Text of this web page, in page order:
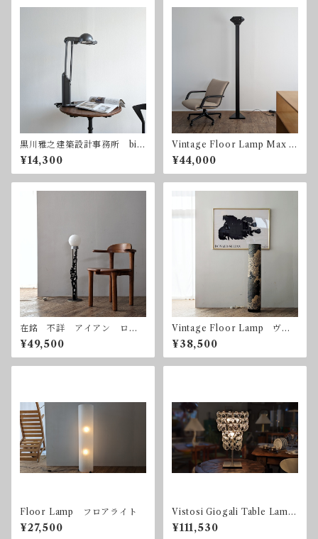
黒川雅之建築設計事務所 bio
-lite pro 林原生物化学研究
所 ヤマギワ バイオライト
プロ
¥14,300
Vintage Floor Lamp Max H
igh 1980mm ヴィンテー
ジ フロアランプ 調光器
¥44,000
在銘 不詳 アイアン ロー
トアイアン 鍛鉄 フロアス
タンド ボールランプ
¥49,500
Vintage Floor Lamp ヴィ
ンテージ フロアランプ
¥38,500
Floor Lamp フロアライト
¥27,500
Vistosi Giogali Table Lamp
in Glass by Angelo Mangiar
otti
¥111,530